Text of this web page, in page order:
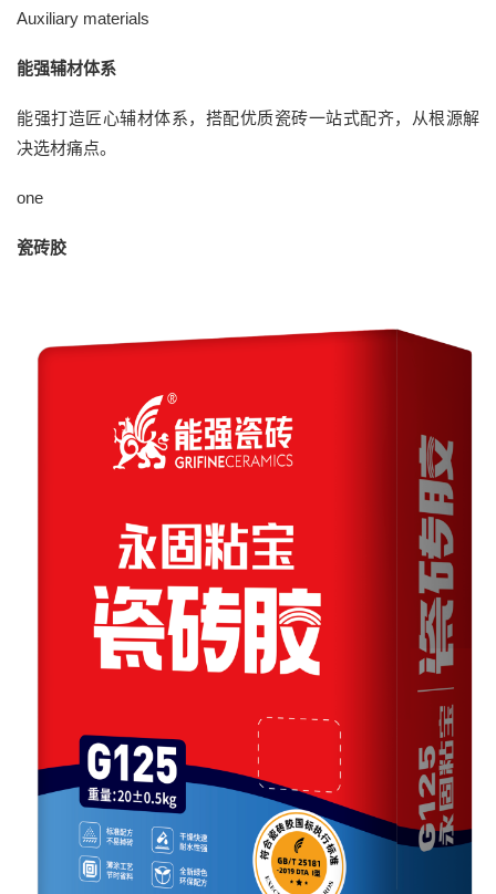
Auxiliary materials
能强辅材体系
能强打造匠心辅材体系，搭配优质瓷砖一站式配齐，从根源解
决选材痛点。
one
瓷砖胶